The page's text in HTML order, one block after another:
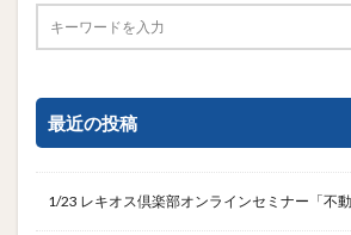
最近の投稿
1/23 レキオス倶楽部オンラインセミナー「不